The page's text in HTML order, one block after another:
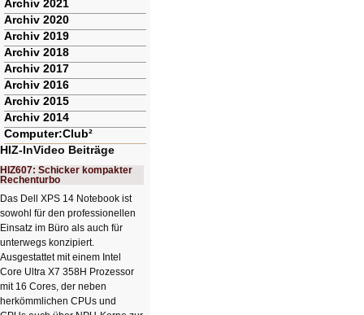
Archiv 2021
Archiv 2020
Archiv 2019
Archiv 2018
Archiv 2017
Archiv 2016
Archiv 2015
Archiv 2014
Computer:Club²
HIZ-InVideo Beiträge
HIZ607: Schicker kompakter
Rechenturbo
Das Dell XPS 14 Notebook ist
sowohl für den professionellen
Einsatz im Büro als auch für
unterwegs konzipiert.
Ausgestattet mit einem Intel
Core Ultra X7 358H Prozessor
mit 16 Cores, der neben
herkömmlichen CPUs und